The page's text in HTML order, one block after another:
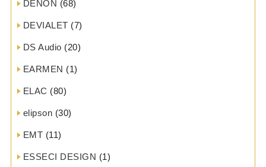
DENON (68)
DEVIALET (7)
DS Audio (20)
EARMEN (1)
ELAC (80)
elipson (30)
EMT (11)
ESSECI DESIGN (1)